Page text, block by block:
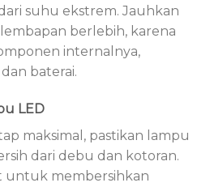
suhu ekstrem. Jauhkan
berlebih, karena
internalnya,
baterai.
LED
maksimal, pastikan lampu
dari debu dan kotoran.
untuk membersihkan